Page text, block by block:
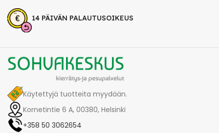
14 PÄIVÄN PALAUTUSOIKEUS
Käytettyjä tuotteita myydään.
Kornetintie 6 A, 00380, Helsinki
+358 50 3062654